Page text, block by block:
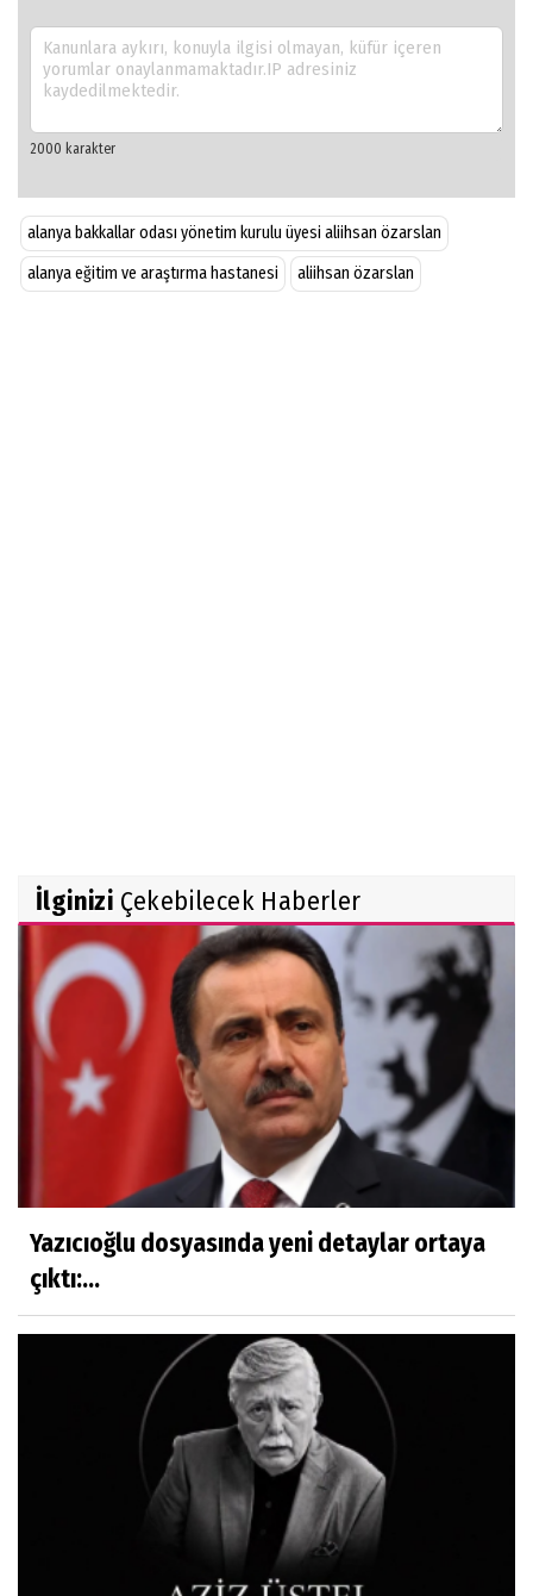
alanya bakkallar odası yönetim kurulu üyesi aliihsan özarslan
alanya eğitim ve araştırma hastanesi
aliihsan özarslan
İlginizi Çekebilecek Haberler
Yazıcıoğlu dosyasında yeni detaylar ortaya
çıktı:...